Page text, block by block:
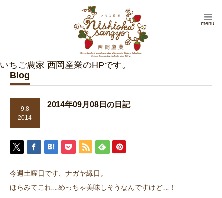
menu
Blog
9.8
2014
2014年09月08日の日記
今週土曜日です、ナガヤ縁日。
ほらみてこれ…めっちゃ美味しそうなんですけど…！